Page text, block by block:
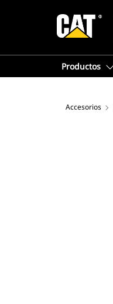
Productos
Accesorios